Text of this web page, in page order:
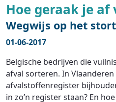
Hoe geraak je af
Wegwijs op het stort
01-06-2017
Belgische bedrijven die
afval sorteren. In
afvalstoffenregister
in zo’n register staan? En